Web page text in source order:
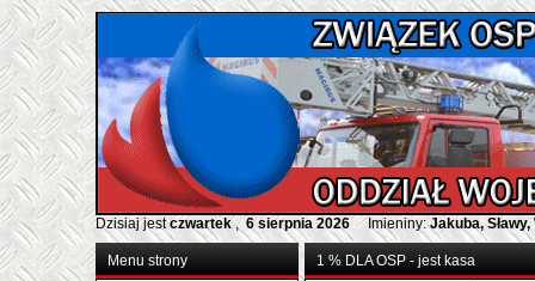
Dzisiaj jestczwartek,6 sierpnia 2026 Imieniny:Jakuba,
Menu strony
1 % DLA OSP - jest kasa